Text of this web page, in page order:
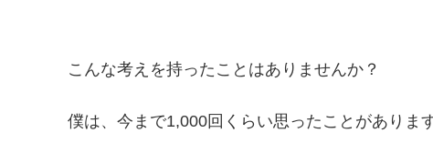
こんな考えを持ったことはありませんか？
僕は、今まで1,000回くらい思ったことがあります